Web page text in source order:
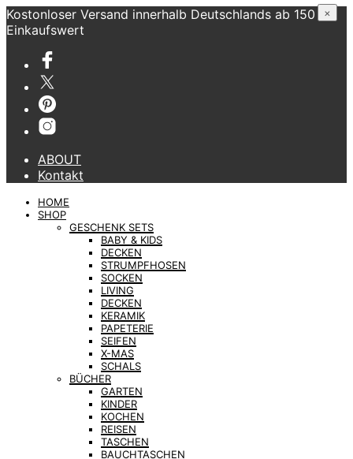
Kostonloser Versand innerhalb Deutschlands ab 150 €
Einkaufswert
ABOUT
Kontakt
HOME
SHOP
GESCHENK SETS
BABY & KIDS
DECKEN
STRUMPFHOSEN
SOCKEN
LIVING
DECKEN
KERAMIK
PAPETERIE
SEIFEN
X-MAS
SCHALS
BÜCHER
GARTEN
KINDER
KOCHEN
REISEN
TASCHEN
BAUCHTASCHEN
×